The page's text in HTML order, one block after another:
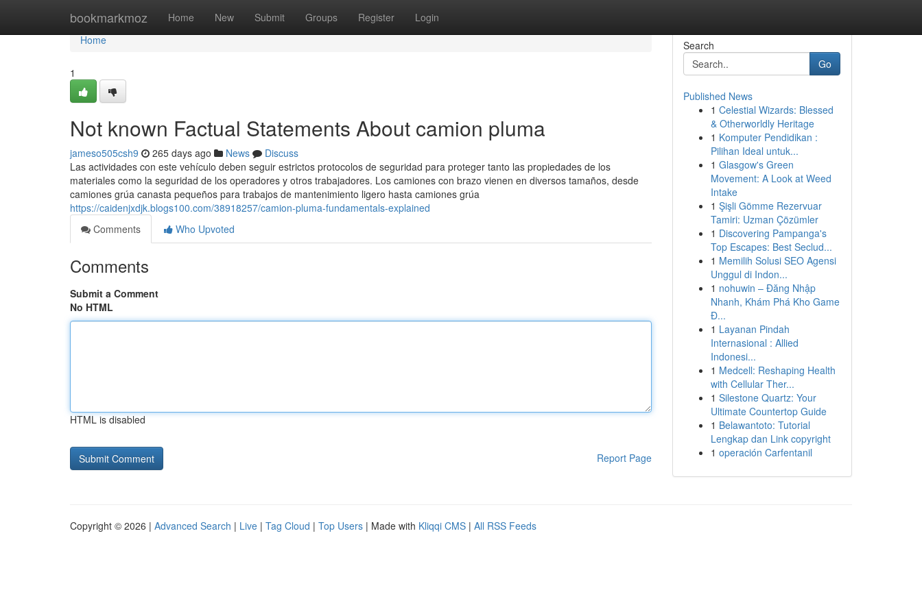
bookmarkmoz Home New Submit Groups Register Login
Home
Home
1
Not known Factual Statements About camion pluma
jameso505csh9 265 days ago News
Discuss
Las actividades con este vehículo deben seguir estrictos protocolos de seguridad para proteger tanto las propiedades de los
materiales como la seguridad de los operadores y otros trabajadores. Los camiones con brazo vienen en diversos tamaños, desde
camiones grúa canasta pequeños para trabajos de mantenimiento ligero hasta camiones grúa
https://caidenjxdjk.blogs100.com/38918257/camion-pluma-fundamentals-explained
Comments
Who Upvoted
Comments
Submit a Comment
No HTML
HTML is disabled
Report Page
Search
Go
Published News
1 Celestial Wizards: Blessed
& Otherworldly Heritage
1 Komputer Pendidikan :
Pilihan Ideal untuk...
1 Glasgow's Green
Movement: A Look at Weed
Intake
1 Şişli Gömme Rezervuar
Tamiri: Uzman Çözümler
1 Discovering Pampanga's
Top Escapes: Best Seclud...
1 Memilih Solusi SEO Agensi
Unggul di Indon...
1 nohuwin – Đăng Nhập
Nhanh, Khám Phá Kho Game
Đ...
1 Layanan Pindah
Internasional : Allied
Indonesi...
1 Medcell: Reshaping Health
with Cellular Ther...
1 Silestone Quartz: Your
Ultimate Countertop Guide
1 Belawantoto: Tutorial
Lengkap dan Link copyright
1 operación Carfentanil
Copyright © 2026 | Advanced Search | Live | Tag Cloud | Top Users | Made with Kliqqi CMS | All RSS Feeds